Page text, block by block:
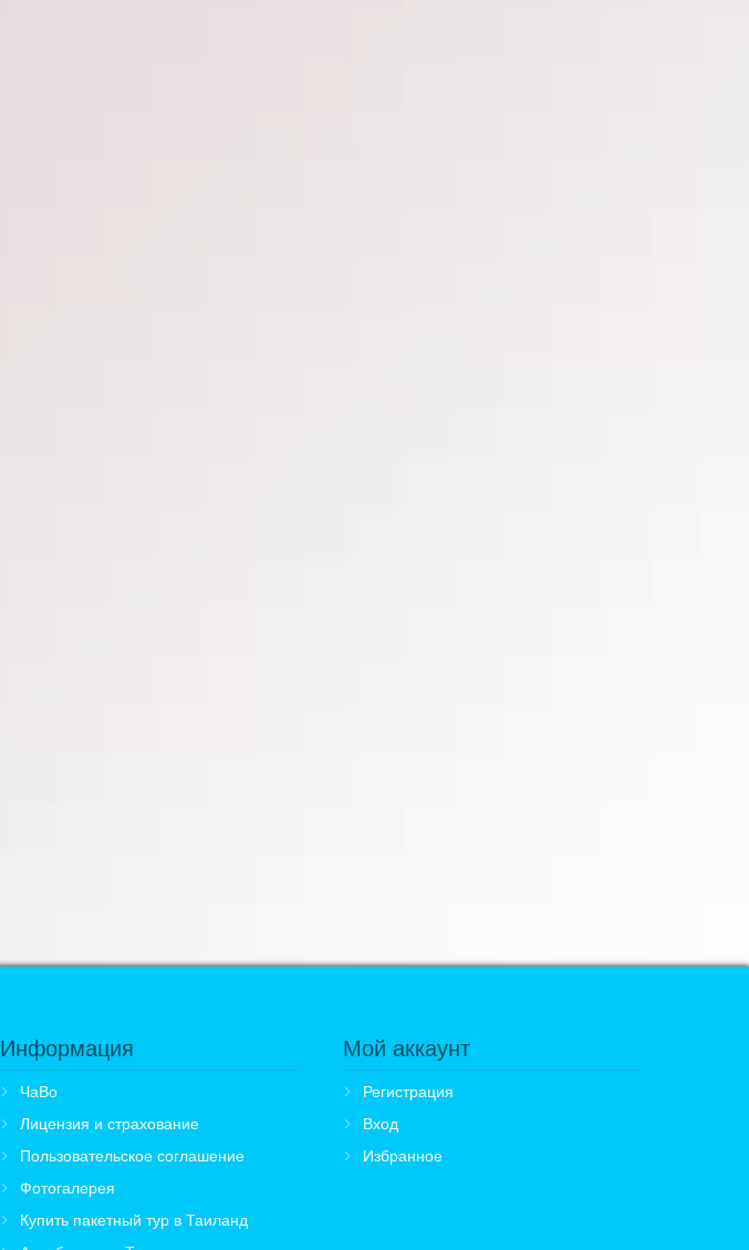
Информация
ЧаВо
Лицензия и страхование
Пользовательское соглашение
Фотогалерея
Купить пакетный тур в Таиланд
Мой аккаунт
Регистрация
Вход
Избранное